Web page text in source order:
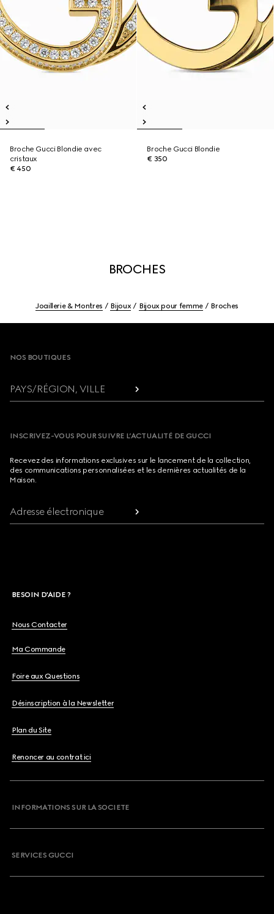
Broche Gucci Blondie avec
cristaux
€ 450
Broche Gucci Blondie
€ 350
BROCHES
Joaillerie & Montres Bijoux Bijoux pour femme Broches
NOS BOUTIQUES
PAYS/RÉGION, VILLE
INSCRIVEZ-VOUS POUR SUIVRE L’ACTUALITÉ DE GUCCI
Recevez des informations exclusives sur le lancement de la collection,
des communications personnalisées et les dernières actualités de la
Maison.
Adresse électronique
BESOIN D'AIDE ?
Nous Contacter
Ma Commande
Foire aux Questions
Désinscription à la Newsletter
Plan du Site
Renoncer au contrat ici
INFORMATIONS SUR LA SOCIETE
SERVICES GUCCI